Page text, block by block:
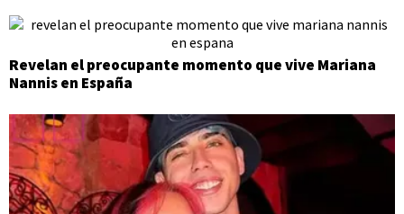
Revelan el preocupante momento que vive Mariana
Nannis en España